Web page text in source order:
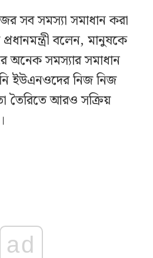
সব সমস্যা সমাধান করা
বলেন, মানুষকে
অনেক সমস্যার সমাধান
ইউএনওদের নিজ নিজ
তৈরিতে আরও সক্রিয়
ad